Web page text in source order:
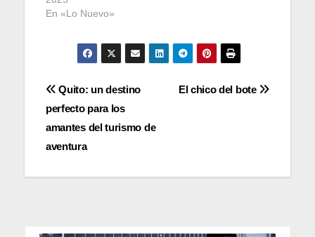
En «Lo Nuevo»
Navegación
de
entradas
El chico del bote
Quito: un destino
perfecto para los
amantes del turismo de
aventura